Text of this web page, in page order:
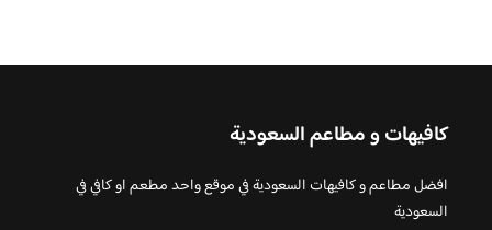
كافيهات و مطاعم السعودية
افضل مطاعم و كافيهات السعودية في موقع واحد مطعم او كافي في
السعودية